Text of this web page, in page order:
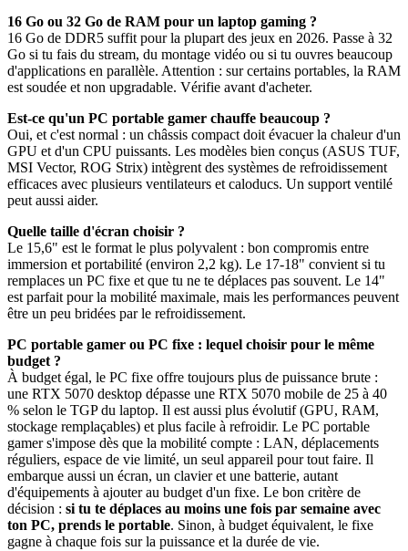
16 Go ou 32 Go de RAM pour un laptop gaming ?
16 Go de DDR5 suffit pour la plupart des jeux en 2026. Passe à 32
Go si tu fais du stream, du montage vidéo ou si tu ouvres beaucoup
d'applications en parallèle. Attention : sur certains portables, la RAM
est soudée et non upgradable. Vérifie avant d'acheter.
Est-ce qu'un PC portable gamer chauffe beaucoup ?
Oui, et c'est normal : un châssis compact doit évacuer la chaleur d'un
GPU et d'un CPU puissants. Les modèles bien conçus (ASUS TUF,
MSI Vector, ROG Strix) intègrent des systèmes de refroidissement
efficaces avec plusieurs ventilateurs et caloducs. Un support ventilé
peut aussi aider.
Quelle taille d'écran choisir ?
Le 15,6" est le format le plus polyvalent : bon compromis entre
immersion et portabilité (environ 2,2 kg). Le 17-18" convient si tu
remplaces un PC fixe et que tu ne te déplaces pas souvent. Le 14"
est parfait pour la mobilité maximale, mais les performances peuvent
être un peu bridées par le refroidissement.
PC portable gamer ou PC fixe : lequel choisir pour le même
budget ?
À budget égal, le PC fixe offre toujours plus de puissance brute :
une RTX 5070 desktop dépasse une RTX 5070 mobile de 25 à 40
% selon le TGP du laptop. Il est aussi plus évolutif (GPU, RAM,
stockage remplaçables) et plus facile à refroidir. Le PC portable
gamer s'impose dès que la mobilité compte : LAN, déplacements
réguliers, espace de vie limité, un seul appareil pour tout faire. Il
embarque aussi un écran, un clavier et une batterie, autant
d'équipements à ajouter au budget d'un fixe. Le bon critère de
décision : si tu te déplaces au moins une fois par semaine avec
ton PC, prends le portable. Sinon, à budget équivalent, le fixe
gagne à chaque fois sur la puissance et la durée de vie.